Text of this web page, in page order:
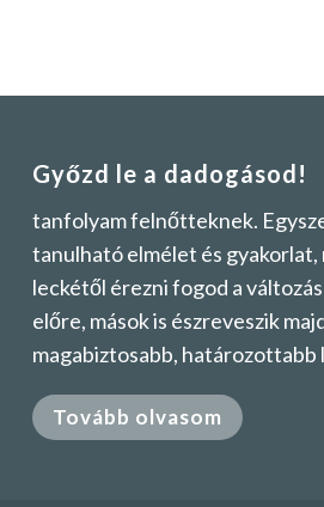
Győzd le a dadogásod!
tanfolyam felnőtteknek.
tanulható elmélet és gyakorlat,
leckétől érezni fogod a
előre, mások is észreveszik
magabiztosabb, határozottabb
Tovább olvasom